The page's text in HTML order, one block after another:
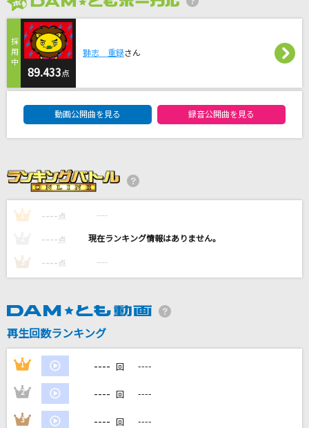
レベッカ
[生音]又三郎
[生音]ドライフラワー
優里
Welcome To The Jungle [ウェルカム・トゥ・
ザ・ジャングル]
HUNTER GIRL
Straight Angeli
尾崎豊
Novelbright
もっと見る
89.433点
獅志 重録さん
動画公開曲を見る 録音公開曲を見る
1 ---- 点 ----
---- 点 ----
3 ---- 点 ----
再生回数ランキング
1 ---- 回 ----
2 ---- 回 ----
3 ---- 回 ----